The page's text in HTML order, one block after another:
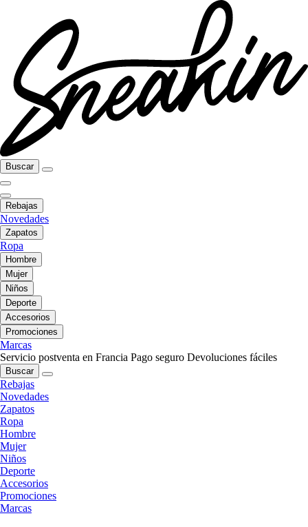
Buscar
Rebajas
Novedades
Zapatos
Ropa
Hombre
Mujer
Niños
Deporte
Accesorios
Promociones
Marcas
Servicio postventa en Francia Pago seguro Devoluciones fáciles
Buscar
Rebajas
Novedades
Zapatos
Ropa
Hombre
Mujer
Niños
Deporte
Accesorios
Promociones
Marcas